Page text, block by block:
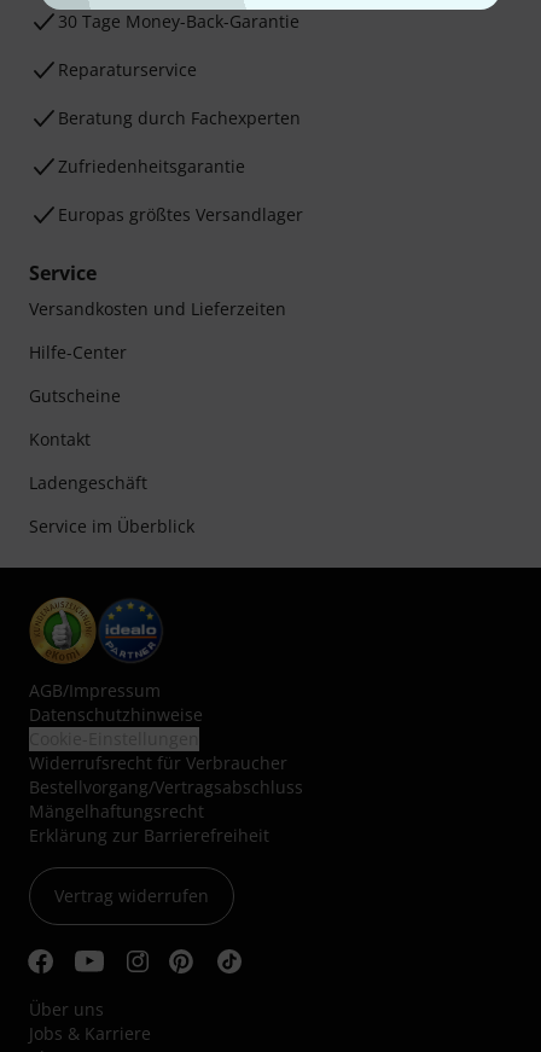
30 Tage Money-Back-Garantie
Reparaturservice
Beratung durch Fachexperten
Zufriedenheitsgarantie
Europas größtes Versandlager
Service
Versandkosten und Lieferzeiten
Hilfe-Center
Gutscheine
Kontakt
Ladengeschäft
Service im Überblick
AGB/Impressum
Datenschutzhinweise
Widerrufsrecht für Verbraucher
Bestellvorgang/Vertragsabschluss
Mängelhaftungsrecht
Erklärung zur Barrierefreiheit
Vertrag widerrufen
Über uns
Jobs & Karriere